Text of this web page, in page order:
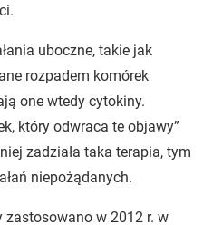
uboczne, takie jak
rozpadem komórek
one wtedy cytokiny.
który odwraca te objawy”
zadziała taka terapia, tym
niepożądanych.
zastosowano w 2012 r. w